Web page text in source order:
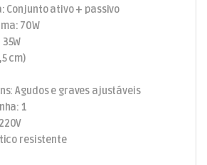
Conjunto ativo + passivo
70W
cm)
Agudos e graves ajustáveis
1
resistente